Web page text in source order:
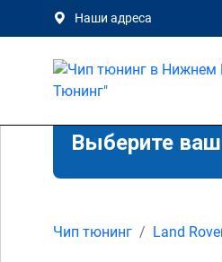
Наши адреса
Выберите
Чип тюнинг Land